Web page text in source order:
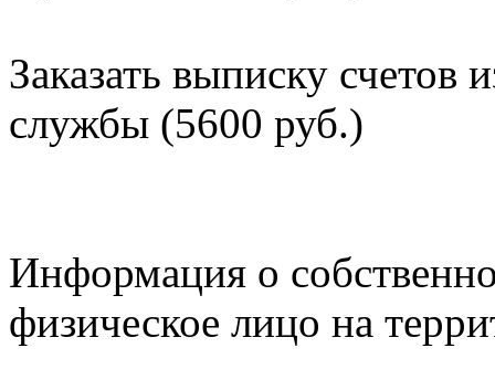
Заказать выписку счетов
службы (5600 руб.)
Информация о
физическое лицо на